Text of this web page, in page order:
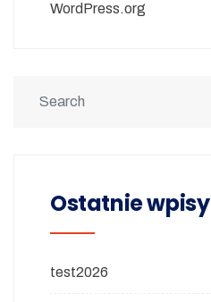
WordPress.org
Ostatnie wpisy
test2026